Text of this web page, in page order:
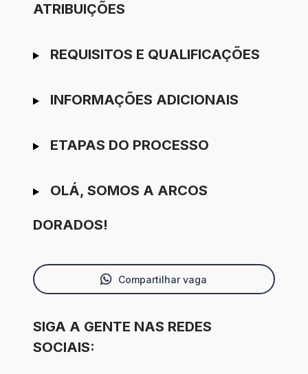
ATRIBUIÇÕES
REQUISITOS E QUALIFICAÇÕES
INFORMAÇÕES ADICIONAIS
ETAPAS DO PROCESSO
OLÁ, SOMOS A ARCOS
DORADOS!
Compartilhar vaga
SIGA A GENTE NAS REDES
SOCIAIS: